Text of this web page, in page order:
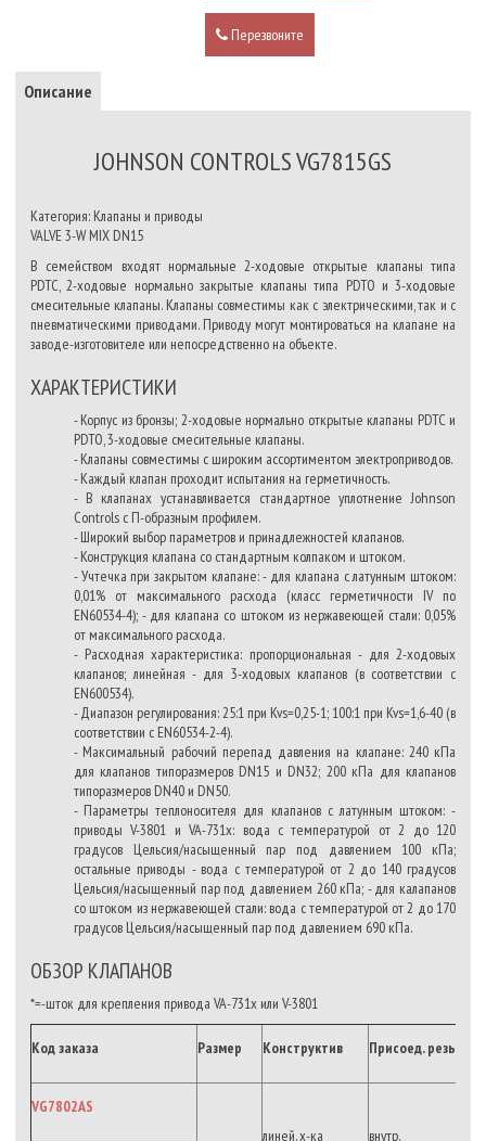
Перезвоните
Описание
JOHNSON CONTROLS VG7815GS
Категория: Клапаны и приводы
VALVE 3-W MIX DN15
В семейством входят нормальные 2-ходовые открытые клапаны типа
PDTC, 2-ходовые нормально закрытые клапаны типа PDTO и 3-ходовые
смесительные клапаны. Клапаны совместимы как с электрическими, так и с
пневматическими приводами. Приводу могут монтироваться на клапане на
заводе-изготовителе или непосредственно на объекте.
ХАРАКТЕРИСТИКИ
- Корпус из бронзы; 2-ходовые нормально открытые клапаны PDTC и
PDTO, 3-ходовые смесительные клапаны.
- Клапаны совместимы с широким ассортиментом электроприводов.
- Каждый клапан проходит испытания на герметичность.
- В клапанах устанавливается стандартное уплотнение Johnson
Controls с П-образным профилем.
- Широкий выбор параметров и принадлежностей клапанов.
- Конструкция клапана со стандартным колпаком и штоком.
- Учтечка при закрытом клапане: - для клапана с латунным штоком:
0,01% от максимального расхода (класс герметичности IV по
EN60534-4); - для клапана со штоком из нержавеющей стали: 0,05%
от максимального расхода.
- Расходная характеристика: пропорциональная - для 2-ходовых
клапанов; линейная - для 3-ходовых клапанов (в соответствии с
EN600534).
- Диапазон регулирования: 25:1 при Kvs=0,25-1; 100:1 при Kvs=1,6-40 (в
соответствии с EN60534-2-4).
- Максимальный рабочий перепад давления на клапане: 240 кПа
для клапанов типоразмеров DN15 и DN32; 200 кПа для клапанов
типоразмеров DN40 и DN50.
- Параметры теплоносителя для клапанов с латунным штоком: -
приводы V-3801 и VA-731x: вода с температурой от 2 до 120
градусов Цельсия/насыщенный пар под давлением 100 кПа;
остальные приводы - вода с температурой от 2 до 140 градусов
Цельсия/насыщенный пар под давлением 260 кПа; - для калапанов
со штоком из нержавеющей стали: вода с температурой от 2 до 170
градусов Цельсия/насыщенный пар под давлением 690 кПа.
ОБЗОР КЛАПАНОВ
*=-шток для крепления привода VA-731x или V-3801
Код заказа Размер Конструктив Присоед.резьба
VG7802AS
линей. х-ка
внутр.